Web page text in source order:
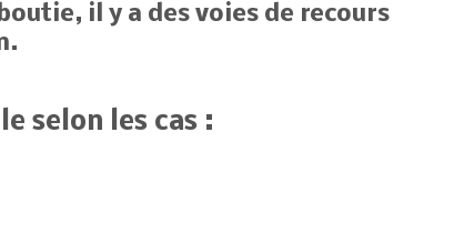
il y a des voies de recours
selon les cas :